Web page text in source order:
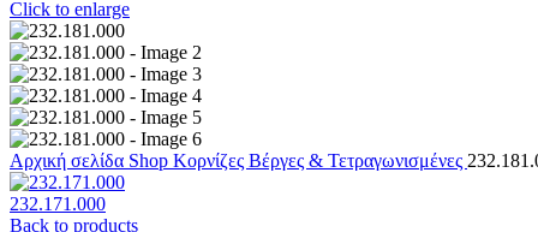
Click to enlarge
Αρχική σελίδα Shop Κορνίζες Βέργες & Τετραγωνισμένες
232.171.000
Back to products